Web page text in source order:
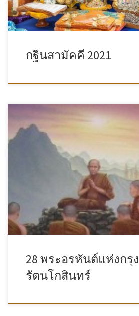
กฐินสามัคคี 2021
28 พระอรหันต์แห่งกรุง
รัตนโกสินทร์